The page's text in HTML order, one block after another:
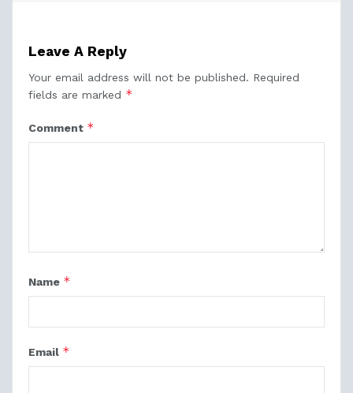
Leave A Reply
Your email address will not be published. Required
fields are marked *
Comment *
Name *
Email *